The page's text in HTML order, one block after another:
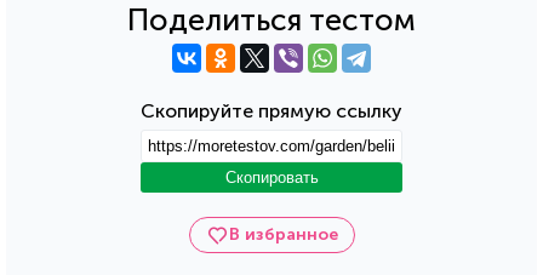
В избранное
Поделиться тестом
Скопируйте прямую ссылку
Скопировать